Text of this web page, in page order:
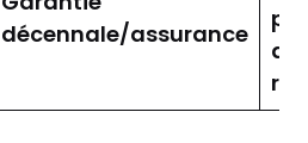
décennale/assurance